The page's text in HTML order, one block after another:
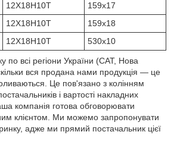
12Х18Н10Т
159х17
12Х18Н10Т
159х18
12Х18Н10Т 530х10
по всі регіони України (САТ, Нова
вся продана нами продукція — це
Це пов'язано з колінням
і вартості накладних
компанія готова обговорювати
клієнтом. Ми можемо запропонувати
адже ми прямий постачальник цієї